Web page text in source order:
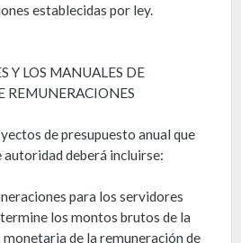
establecidas por ley.
Y LOS MANUALES DE
de presupuesto anual que
deberá incluirse:
para los servidores
los montos brutos de la
de la remuneración de